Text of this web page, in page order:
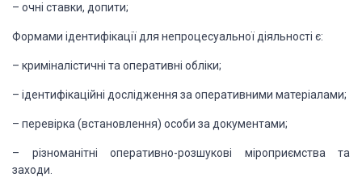
– очні ставки, допити;
Формами ідентифікації для непроцесуальної діяльності є:
– криміналістичні та оперативні обліки;
– ідентифікаційні дослідження за оперативними матеріалами;
– перевірка (встановлення) особи за документами;
– різноманітні оперативно-розшукові міроприємства та
заходи.